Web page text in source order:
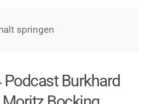
springen
Burkhard